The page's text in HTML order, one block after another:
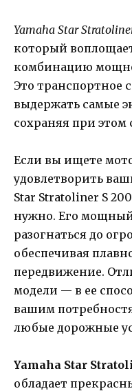
Yamaha Star
который
комбинацию
Это транспортное
выдержать самые
сохраняя при
Если вы ищете
удовлетворить
Star Stratoliner S
нужно. Его мощный
разогнаться до
обеспечивая
передвижение.
модели — в ее
вашим
любые дорожные
Yamaha Star
обладает